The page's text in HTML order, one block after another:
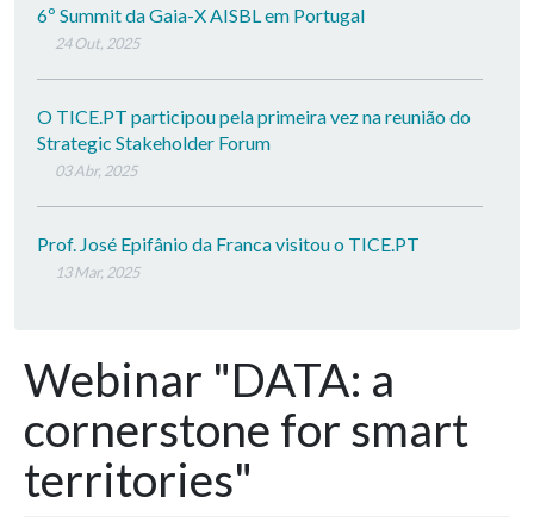
6º Summit da Gaia-X AISBL em Portugal
24 Out, 2025
O TICE.PT participou pela primeira vez na reunião do
Strategic Stakeholder Forum
03 Abr, 2025
Prof. José Epifânio da Franca visitou o TICE.PT
13 Mar, 2025
Webinar "DATA: a
cornerstone for smart
territories"